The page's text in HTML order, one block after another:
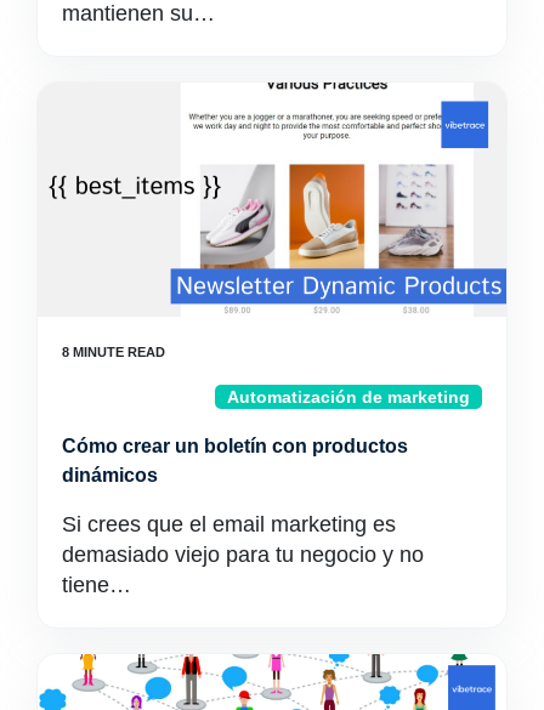
mantienen su…
Automatización de marketing
Cómo crear un boletín con productos
dinámicos
Si crees que el email marketing es
demasiado viejo para tu negocio y no
tiene…